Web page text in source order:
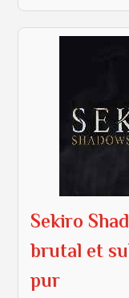
Sekiro
brutal et
pur